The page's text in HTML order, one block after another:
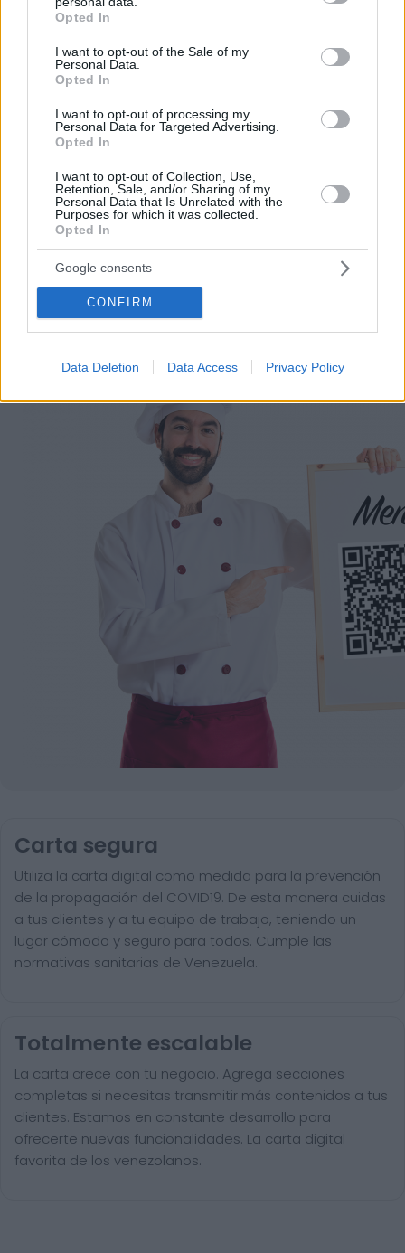
grant or deny consent to Google and its third-party tags to
use your data for below specified purposes in below Google
consent section.
Opted In
I want to opt-out of the Sale of my
Personal Data.
Opted In
I want to opt-out of processing my
Personal Data for Targeted Advertising.
Opted In
I want to opt-out of Collection, Use,
Retention, Sale, and/or Sharing of my
Personal Data that Is Unrelated with the
Purposes for which it was collected.
Opted In
Google consents
CONFIRM
Data Deletion Data Access Privacy Policy
cámara de sus propios teléfonos móviles para
leer un simple código QR sin necesidad de
instalar ninguna aplicación.
Por eso hemos diseñado un sistema capaz de
ayudar a tu negocio a adaptarse a las
viviendo. Contamos con una carta de servicios
que pueden ayudarte a aminorar las cargas de
trabajo en tu negocio o empresa para que
puedas ofrecer a tus clientes la seguridad y el
apoyo que merecen. Llega la transformación
digital para quedarse. Menú digital QR para el
sector gastronómico de Venezuela con Recafy.
Carta segura
Utiliza la carta digital como medida para la prevención
de la propagación del COVID19. De esta manera cuidas
a tus clientes y a tu equipo de trabajo, teniendo un
lugar cómodo y seguro para todos. Cumple las
normativas sanitarias de Venezuela.
Totalmente escalable
La carta crece con tu negocio. Agrega secciones
completas si necesitas transmitir más contenidos a tus
clientes. Estamos en constante desarrollo para
ofrecerte nuevas funcionalidades. La carta digital
favorita de los venezolanos.